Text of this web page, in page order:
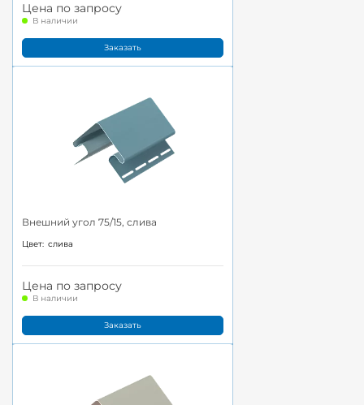
Цена по запросу
В наличии
Заказать
Внешний угол 75/15, слива
Цвет: слива
Цена по запросу
В наличии
Заказать